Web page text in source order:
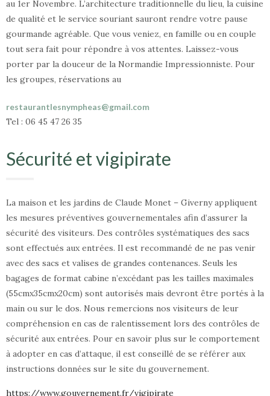
au 1er Novembre. L’architecture traditionnelle du lieu, la cuisine
de qualité et le service souriant sauront rendre votre pause
gourmande agréable. Que vous veniez, en famille ou en couple
tout sera fait pour répondre à vos attentes. Laissez-vous
porter par la douceur de la Normandie Impressionniste. Pour
les groupes, réservations au
restaurantlesnympheas@gmail.com
Tel : 06 45 47 26 35
Sécurité et vigipirate
La maison et les jardins de Claude Monet – Giverny appliquent
les mesures préventives gouvernementales afin d’assurer la
sécurité des visiteurs. Des contrôles systématiques des sacs
sont effectués aux entrées. Il est recommandé de ne pas venir
avec des sacs et valises de grandes contenances. Seuls les
bagages de format cabine n’excédant pas les tailles maximales
(55cmx35cmx20cm) sont autorisés mais devront être portés à la
main ou sur le dos. Nous remercions nos visiteurs de leur
compréhension en cas de ralentissement lors des contrôles de
sécurité aux entrées. Pour en savoir plus sur le comportement
à adopter en cas d’attaque, il est conseillé de se référer aux
instructions données sur le site du gouvernement.
https://www.gouvernement.fr/vigipirate